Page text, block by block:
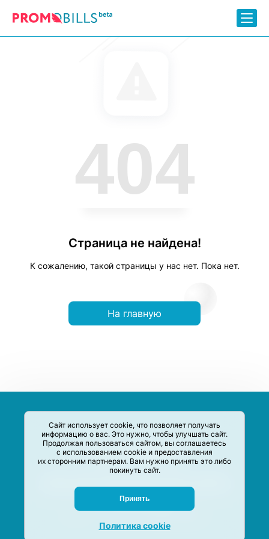
Сайт использует cookie, что позволяет получать
информацию о вас. Это нужно, чтобы улучшать сайт.
Продолжая пользоваться сайтом, вы соглашаетесь
с использованием cookie и предоставления
их сторонним партнерам. Вам нужно принять это либо
покинуть сайт.
Принять
Политика cookie
404
Страница не найдена!
К сожалению, такой страницы у нас нет. Пока нет.
На главную
систематизации акций и скидок на товары и услуги в РФ
Задать вопрос
© M-Social production 2020 –2026